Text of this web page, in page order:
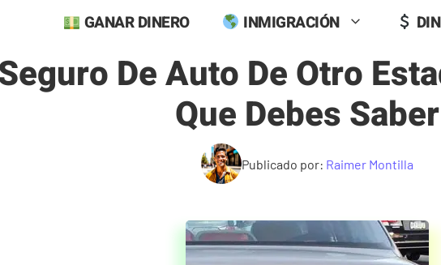
GANAR DINERO INMIGRACIÓN
De Auto De Otro
Que Debes Saber
Publicado por: Raimer Montilla